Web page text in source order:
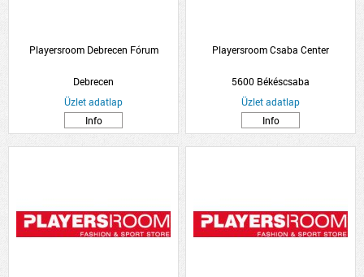
Playersroom Debrecen Fórum
Debrecen
Üzlet adatlap
Info
Playersroom Csaba Center
5600 Békéscsaba
Üzlet adatlap
Info